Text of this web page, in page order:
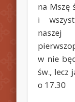
na Mszę
i
w nie
św., lecz
o 17.30